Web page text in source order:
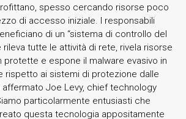
spesso cercando risorse poco
di accesso iniziale. I responsabili
di un “sistema di controllo del
rileva tutte le attività di rete, rivela risorse
e espone il malware evasivo in
rispetto ai sistemi di protezione dalle
affermato Joe Levy, chief technology
particolarmente entusiasti che
questa tecnologia appositamente